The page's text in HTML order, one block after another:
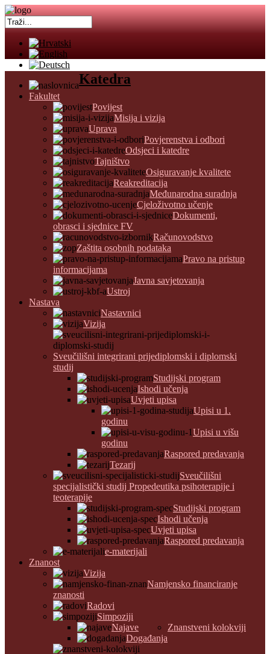
Fakultet
Povijest
Misija i vizija
Uprava
Povjerenstva i odbori
Odsjeci i katedre
Tajništvo
Osiguravanje kvalitete
Reakreditacija
Međunarodna suradnja
Cjeloživotno učenje
Dokumenti,
obrasci i sjednice FV
Računovodstvo
Zaštita osobnih podataka
Pravo na pristup
informacijama
Javna savjetovanja
Ustroj
Nastava
Nastavnici
Vizija
Sveučilišni integrirani prijediplomski i diplomski
studij
Studijski program
Ishodi učenja
Uvjeti upisa
Upisi u 1.
godinu
Upisi u višu
godinu
Raspored predavanja
Tezarij
Sveučilišni
specijalistički studij Propedeutika psihoterapije i
teoterapije
Studijski program
Ishodi učenja
Uvjeti upisa
Raspored predavanja
e-materijali
Znanost
Vizija
Namjensko financiranje
znanosti
Radovi
Simpoziji
Najave
Događanja
Znanstveni kolokviji
Katedra